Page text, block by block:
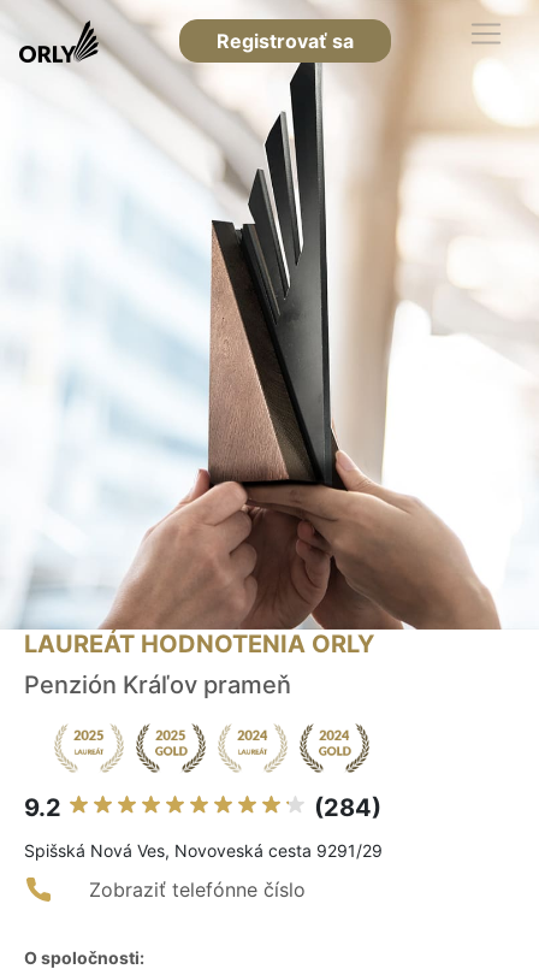
Registrovať sa
LAUREÁT HODNOTENIA ORLY
Penzión Kráľov prameň
9.2 (284)
Spišská Nová Ves, Novoveská cesta 9291/29
Zobraziť telefónne číslo
O spoločnosti: